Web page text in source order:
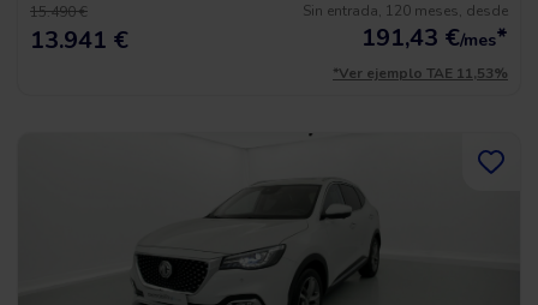
15.490 €
13.941 €
Sin entrada, 120 meses, desde
191,43 €/mes*
*Ver ejemplo TAE 11,53%